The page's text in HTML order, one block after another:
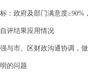
：政府及部门满意度≥90%
评结果应用情况
与市、区财政沟通协调，
的问题